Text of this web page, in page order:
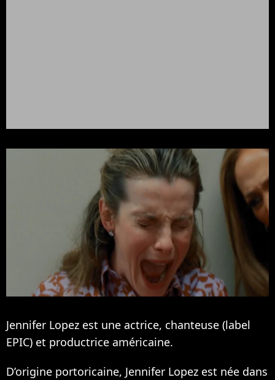
Jennifer Lopez est une actrice, chanteuse (label
EPIC) et productrice américaine.
D’origine portoricaine, Jennifer Lopez est née dans